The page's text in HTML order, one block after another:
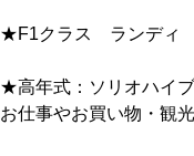
★F1クラス　ランディ
★高年式：ソリオハイ
お仕事やお買い物・観